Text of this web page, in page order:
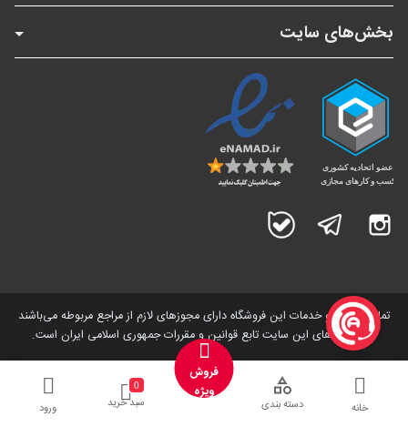
بخش‌های سایت
اینستاگرام تلگرام
تمامی کالاها و خدمات این فروشگاه دارای مجوز‌های لازم از مراجع مربوطه می‌باشند
و فعالیت های این سایت تابع قوانین و مقررات جمهوری اسلامی ایران است.
خانه دسته بندی
فروش
ویژه
0
سبد خرید ورود